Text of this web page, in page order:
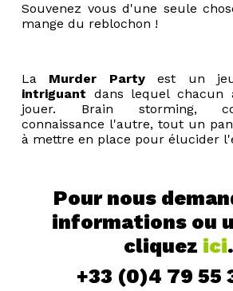
Souvenez vous d'une seule
mange du reblochon !
La Murder Partyest un
intriguant dans lequel chacun
jouer. Brain storming,
connaissance l'autre, tout un
à mettre en place pour élucider
Pour nous
informations ou
cliquez ici.
+33 (0)4 79 55